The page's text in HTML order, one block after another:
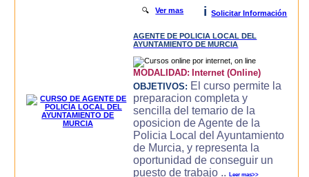
🔍Ver mas i Solicitar Información
AGENTE DE POLICIA LOCAL DEL
AYUNTAMIENTO DE MURCIA
MODALIDAD: Internet (Online)
OBJETIVOS: El curso permite la
preparacion completa y
sencilla del temario de la
oposicion de Agente de la
Policia Local del Ayuntamiento
de Murcia, y representa la
oportunidad de conseguir un
puesto de trabajo ..Leer mas>>